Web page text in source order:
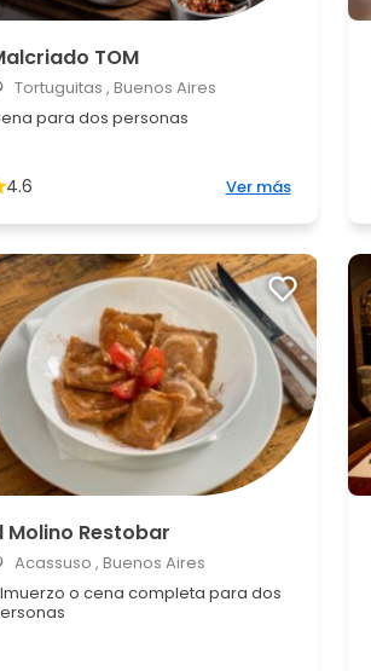
TOM
Tortuguitas , Buenos Aires
para dos personas
4.6 Ver más
Molino Restobar
Acassuso , Buenos Aires
o cena completa para dos